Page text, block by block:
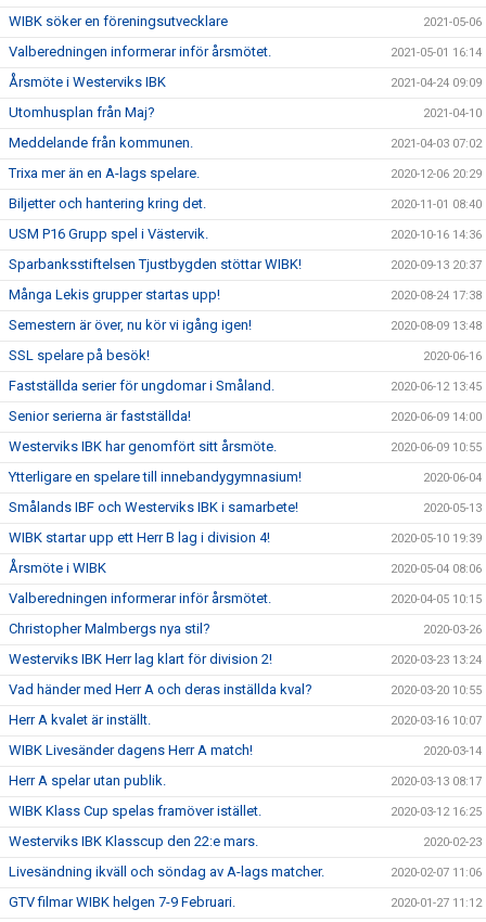
WIBK söker en föreningsutvecklare 2021-05-06
Valberedningen informerar inför årsmötet. 2021-05-01 16:14
Årsmöte i Westerviks IBK 2021-04-24 09:09
Utomhusplan från Maj? 2021-04-10
Meddelande från kommunen. 2021-04-03 07:02
Trixa mer än en A-lags spelare. 2020-12-06 20:29
Biljetter och hantering kring det. 2020-11-01 08:40
USM P16 Grupp spel i Västervik. 2020-10-16 14:36
Sparbanksstiftelsen Tjustbygden stöttar WIBK! 2020-09-13 20:37
Många Lekis grupper startas upp! 2020-08-24 17:38
Semestern är över, nu kör vi igång igen! 2020-08-09 13:48
SSL spelare på besök! 2020-06-16
Fastställda serier för ungdomar i Småland. 2020-06-12 13:45
Senior serierna är fastställda! 2020-06-09 14:00
Westerviks IBK har genomfört sitt årsmöte. 2020-06-09 10:55
Ytterligare en spelare till innebandygymnasium! 2020-06-04
Smålands IBF och Westerviks IBK i samarbete! 2020-05-13
WIBK startar upp ett Herr B lag i division 4! 2020-05-10 19:39
Årsmöte i WIBK 2020-05-04 08:06
Valberedningen informerar inför årsmötet. 2020-04-05 10:15
Christopher Malmbergs nya stil? 2020-03-26
Westerviks IBK Herr lag klart för division 2! 2020-03-23 13:24
Vad händer med Herr A och deras inställda kval? 2020-03-20 10:55
Herr A kvalet är inställt. 2020-03-16 10:07
WIBK Livesänder dagens Herr A match! 2020-03-14
Herr A spelar utan publik. 2020-03-13 08:17
WIBK Klass Cup spelas framöver istället. 2020-03-12 16:25
Westerviks IBK Klasscup den 22:e mars. 2020-02-23
Livesändning ikväll och söndag av A-lags matcher. 2020-02-07 11:06
GTV filmar WIBK helgen 7-9 Februari. 2020-01-27 11:12